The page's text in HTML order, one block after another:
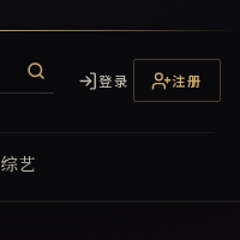
综艺
登录 注册